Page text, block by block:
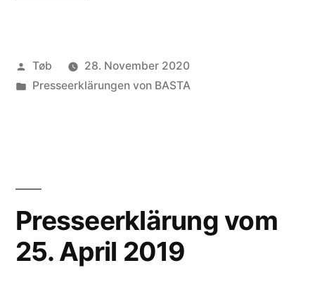
JuliVeröffentlicht
von
Tøb
28. November 2020
Veröffentlicht
Presseerklärungen von BASTA
Presseerklärung vom
25. April 2019